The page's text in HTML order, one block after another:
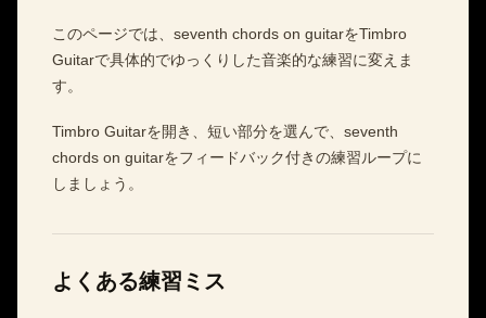
このページでは、seventh chords on guitarをTimbro
Guitarで具体的でゆっくりした音楽的な練習に変えま
す。
Timbro Guitarを開き、短い部分を選んで、seventh
chords on guitarをフィードバック付きの練習ループに
しましょう。
よくある練習ミス